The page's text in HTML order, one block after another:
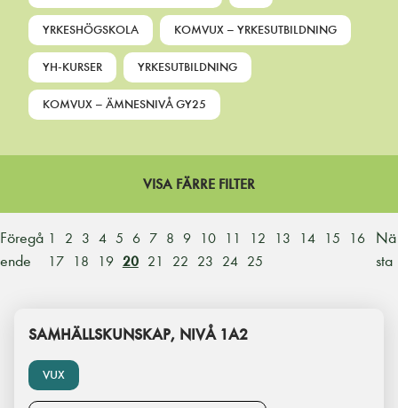
YRKESHÖGSKOLA KOMVUX – YRKESUTBILDNING
YH-KURSER YRKESUTBILDNING
KOMVUX – ÄMNESNIVÅ GY25
VISA FÄRRE FILTER
Föregå
ende
1 2 3 4 5 6 7 8 9 10 11 12 13 14 15
16
17
18 19 20 21 22 23 24 25
Nä
sta
VUX
SAMHÄLLSKUNSKAP, NIVÅ 1A2